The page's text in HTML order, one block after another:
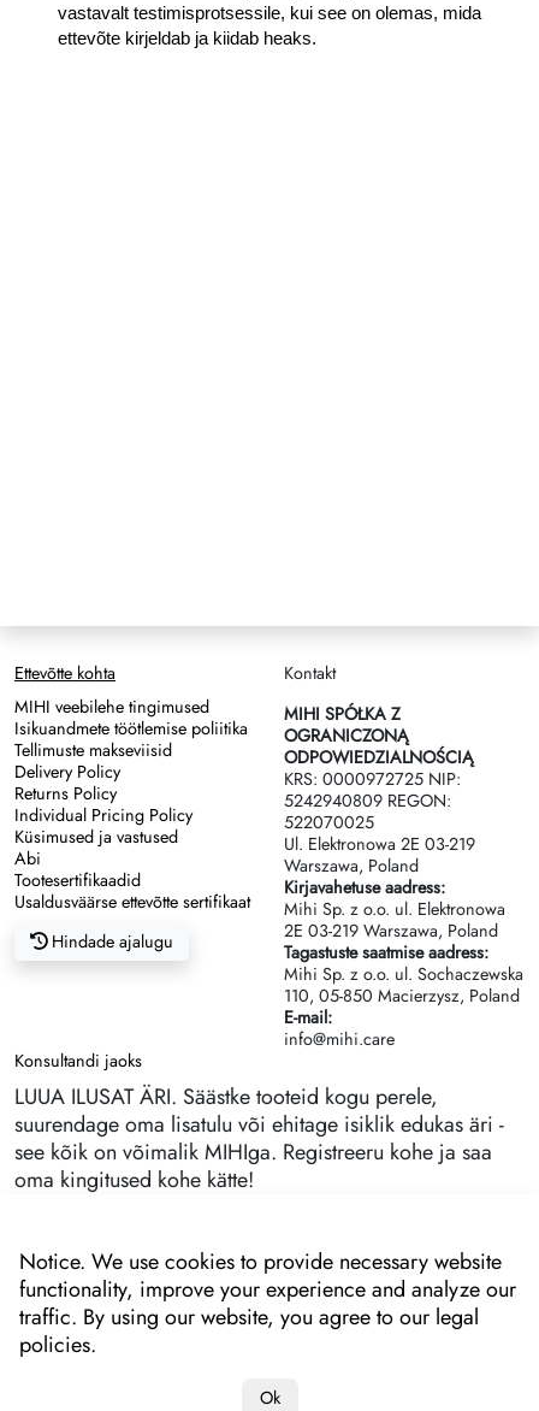
vastavalt testimisprotsessile, kui see on olemas, mida
ettevõte kirjeldab ja kiidab heaks.
Ettevõtte kohta
MIHI veebilehe tingimused
Isikuandmete töötlemise poliitika
Tellimuste makseviisid
Delivery Policy
Returns Policy
Individual Pricing Policy
Küsimused ja vastused
Abi
Tootesertifikaadid
Usaldusväärse ettevõtte sertifikaat
Hindade ajalugu
Kontakt
MIHI SPÓŁKA Z
OGRANICZONĄ
ODPOWIEDZIALNOŚCIĄ
KRS: 0000972725 NIP:
5242940809 REGON:
522070025
Ul. Elektronowa 2Е 03-219
Warszawa, Poland
Kirjavahetuse aadress:
Mihi Sp. z o.o. ul. Elektronowa
2Е 03-219 Warszawa, Poland
Tagastuste saatmise aadress:
Mihi Sp. z o.o. ul. Sochaczewska
110, 05-850 Macierzysz, Poland
E-mail:
info@mihi.care
Konsultandi jaoks
LUUA ILUSAT ÄRI. Säästke tooteid kogu perele,
suurendage oma lisatulu või ehitage isiklik edukas äri -
see kõik on võimalik MIHIga. Registreeru kohe ja saa
oma kingitused kohe kätte!
Notice. We use cookies to provide necessary website
functionality, improve your experience and analyze our
traffic. By using our website, you agree to our legal
policies.
Ok